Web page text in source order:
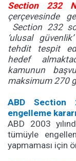
Section 232
çerçevesinde
Section 232
‘ulusal
tehdit tespit
hedef
kamunun
maksimum 270
ABD Section
engelleme
ABD 2003
tümüyle
yapmaması için